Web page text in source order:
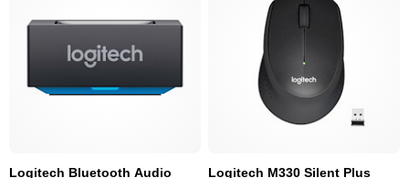
Logitech Bluetooth Audio
Logitech M330 Silent Plus